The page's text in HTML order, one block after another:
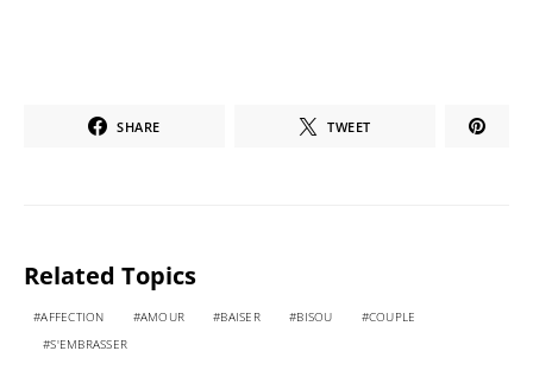
SHARE TWEET
Related Topics
AFFECTION AMOUR BAISER BISOU
COUPLE
S'EMBRASSER